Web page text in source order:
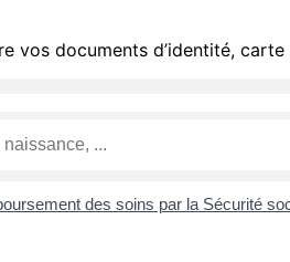
vos documents d’identité,
des soins par la Sécurité